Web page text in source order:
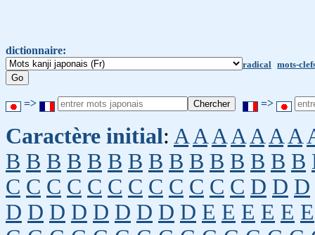
dictionnaire:
radical mots-
=> =>
Caractère initial: A A A A A A A
B B B B B B B B B B B B B B B
C C C C C C C C C C C C D D D
D D D D D D D D D E E E E E E